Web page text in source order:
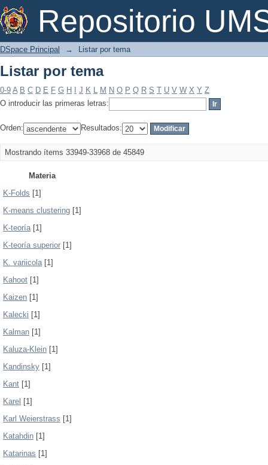
Repositorio
Listar por tema
DSpace Principal → Listar por tema
Listar por tema
0-9 A B C D E F G H J K L M N O P Q R S T U V W X Y Z
O introducir las primeras letras:
Orden: Resultados:
Mostrando ítems 33949-33968 de 45849
Materia
K-Folds [1]
K-means clustering [1]
K-teoría[1]
K-teoría superior [1]
K. variicola[1]
Kahoot [1]
Kaizen [1]
Kalecki [1]
Kalman [1]
Kaluza-Klein [1]
Kandinsky [1]
Kant [1]
Karel [1]
Karl Weierstrass [1]
Katahdin [1]
Katarinas [1]